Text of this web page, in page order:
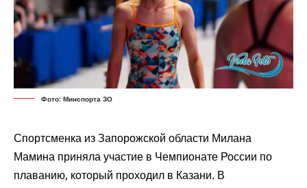
Фото: Минспорта ЗО
Спортсменка из Запорожской области Милана
Мамина приняла участие в Чемпионате России по
плаванию, который проходил в Казани. В